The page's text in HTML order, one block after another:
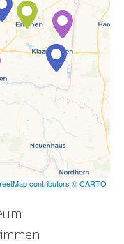
contributors ©CARTO